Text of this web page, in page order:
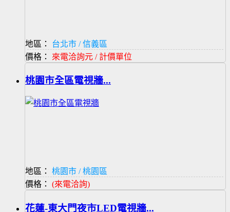
地區：
台北市 / 信義區
價格： 來電洽詢元 / 計價單位
桃園市全區電視牆...
地區：
桃園市 / 桃園區
價格： (來電洽詢)
花蓮-東大門夜市LED電視牆...